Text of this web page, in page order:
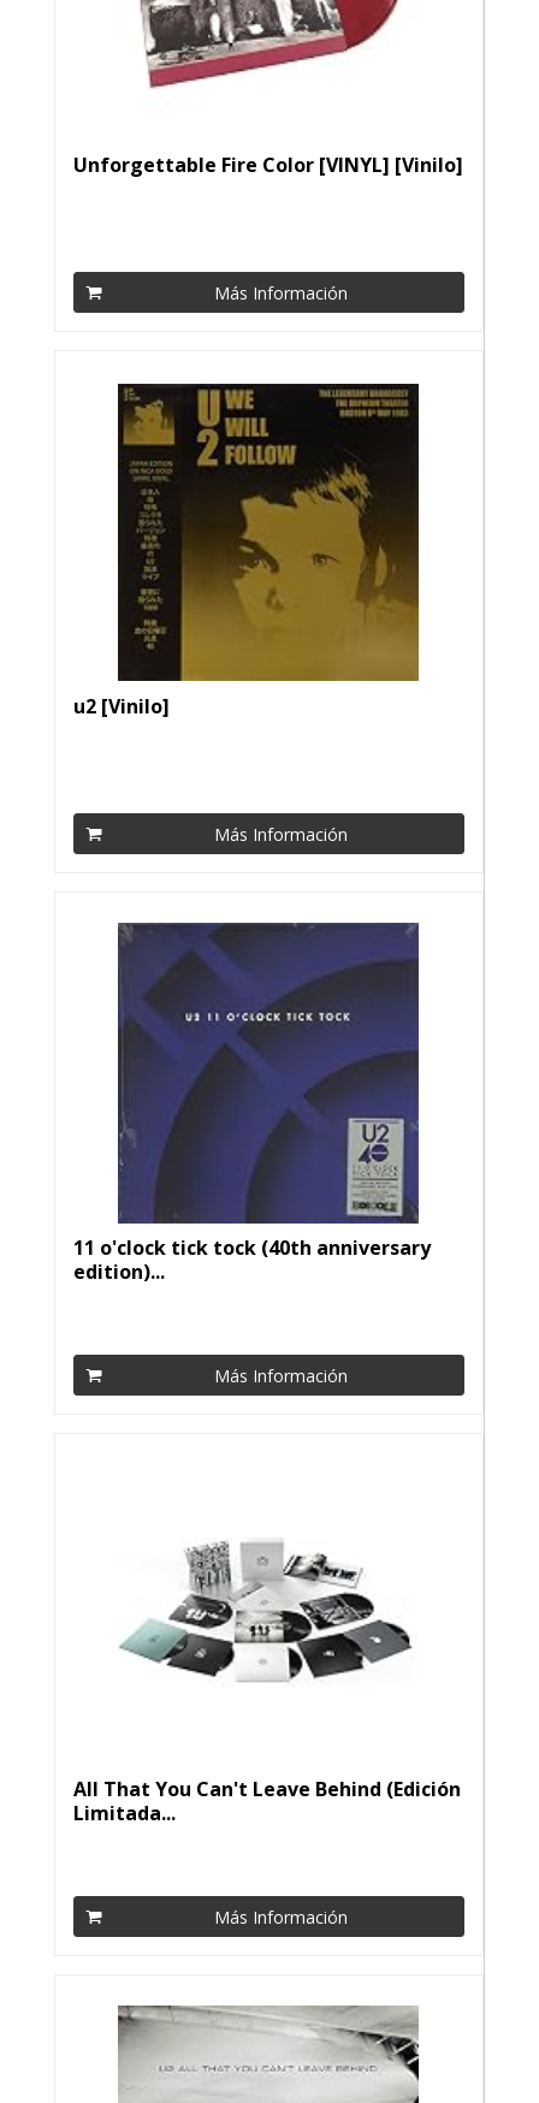
Unforgettable Fire Color [VINYL] [Vinilo]
Más Información
u2 [Vinilo]
Más Información
11 o'clock tick tock (40th anniversary
edition)...
Más Información
All That You Can't Leave Behind (Edición
Limitada...
Más Información